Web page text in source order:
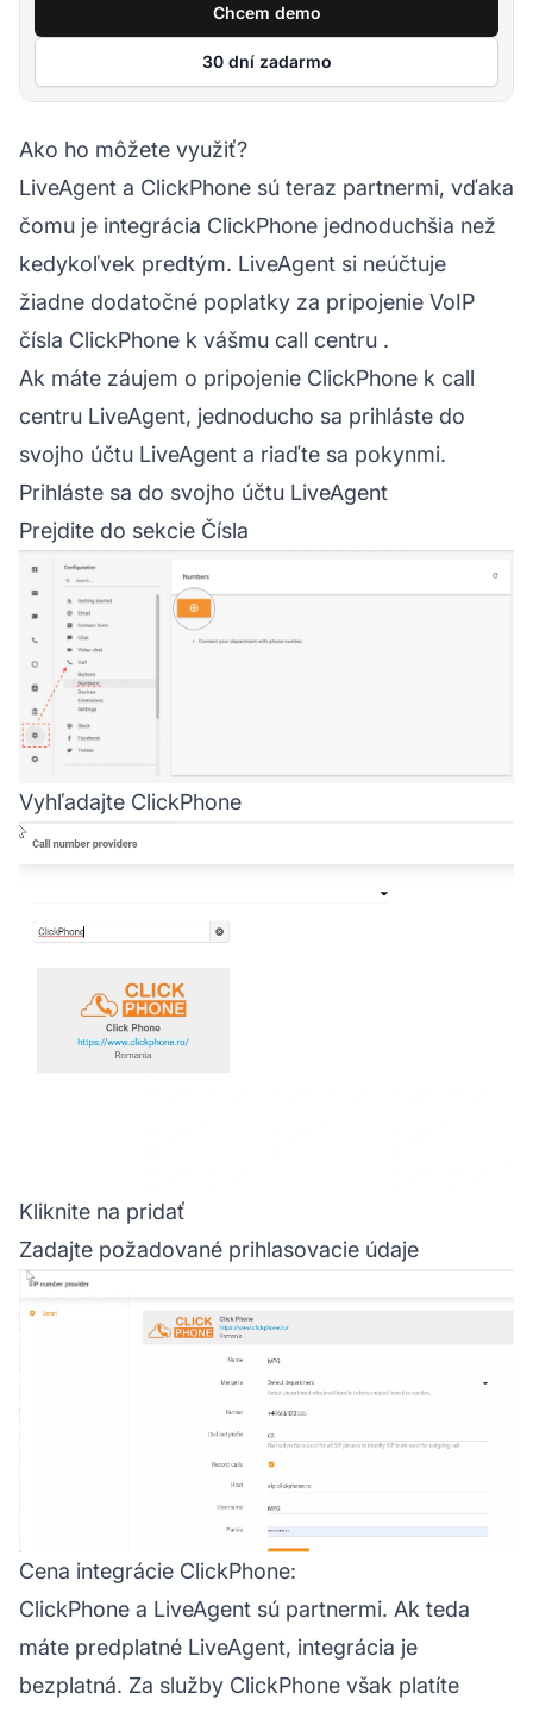
Chcem demo
30 dní zadarmo
Ako ho môžete využiť?
LiveAgent a ClickPhone sú teraz partnermi, vďaka
čomu je integrácia ClickPhone jednoduchšia než
kedykoľvek predtým. LiveAgent si neúčtuje
žiadne dodatočné poplatky za pripojenie VoIP
čísla ClickPhone k vášmu call centru .
Ak máte záujem o pripojenie ClickPhone k call
centru LiveAgent, jednoducho sa prihláste do
svojho účtu LiveAgent a riaďte sa pokynmi.
Prihláste sa do svojho účtu LiveAgent
Prejdite do sekcie Čísla
Vyhľadajte ClickPhone
Kliknite na pridať
Zadajte požadované prihlasovacie údaje
Cena integrácie ClickPhone:
ClickPhone a LiveAgent sú partnermi. Ak teda
máte predplatné LiveAgent, integrácia je
bezplatná. Za služby ClickPhone však platíte